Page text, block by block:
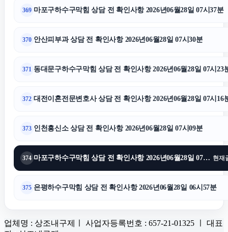
369 마포구하수구막힘 상담 전 확인사항 2026년06월28일 07시37분
370 안산피부과 상담 전 확인사항 2026년06월28일 07시30분
371 동대문구하수구막힘 상담 전 확인사항 2026년06월28일 07시23
372 대전이혼전문변호사 상담 전 확인사항 2026년06월28일 07시16
373 인천흥신소 상담 전 확인사항 2026년06월28일 07시09분
374 마포구하수구막힘 상담 전 확인사항 2026년06월28일 07시02분 현재
375 은평하수구막힘 상담 전 확인사항 2026년06월28일 06시57분
업체명 : 상조내구제ㅣ 사업자등록번호 : 657-21-01325 ㅣ 대표